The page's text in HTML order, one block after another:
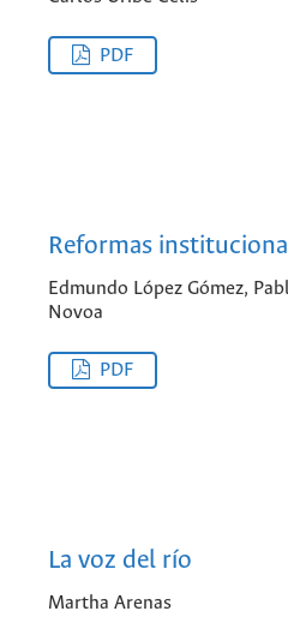
PDF
Reformas
Edmundo López Gómez,
Novoa
PDF
La voz del río
Martha Arenas